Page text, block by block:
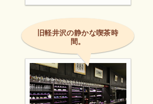
旧軽井沢の静かな喫茶時
間。